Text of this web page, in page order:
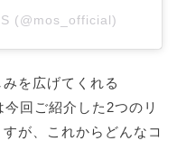
(@mos_official)
を広げてくれる
回ご紹介した2つのリ
が、これからどんなコ